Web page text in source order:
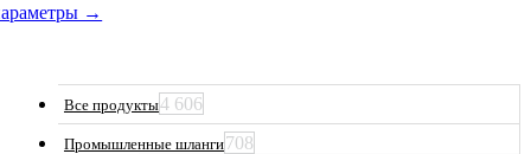
выбрать
товара.
→
Все продукты4 606
Промышленные шланги708